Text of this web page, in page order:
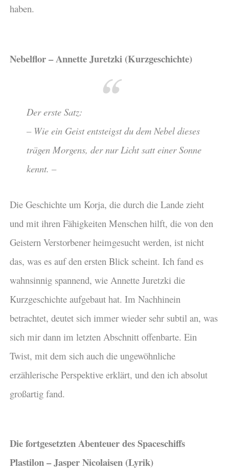
haben.
Nebelflor – Annette Juretzki (Kurzgeschichte)
Der erste Satz:
– Wie ein Geist entsteigst du dem Nebel dieses
trägen Morgens, der nur Licht satt einer Sonne
kennt. –
Die Geschichte um Korja, die durch die Lande zieht
und mit ihren Fähigkeiten Menschen hilft, die von den
Geistern Verstorbener heimgesucht werden, ist nicht
das, was es auf den ersten Blick scheint. Ich fand es
wahnsinnig spannend, wie Annette Juretzki die
Kurzgeschichte aufgebaut hat. Im Nachhinein
betrachtet, deutet sich immer wieder sehr subtil an, was
sich mir dann im letzten Abschnitt offenbarte. Ein
Twist, mit dem sich auch die ungewöhnliche
erzählerische Perspektive erklärt, und den ich absolut
großartig fand.
Die fortgesetzten Abenteuer des Spaceschiffs
Plastilon – Jasper Nicolaisen (Lyrik)